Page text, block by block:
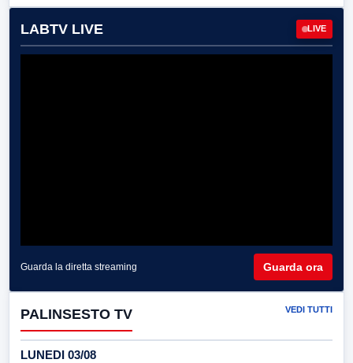
LABTV LIVE LIVE
Guarda la diretta streaming Guarda ora
PALINSESTO TV VEDI TUTTI
LUNEDI 03/08